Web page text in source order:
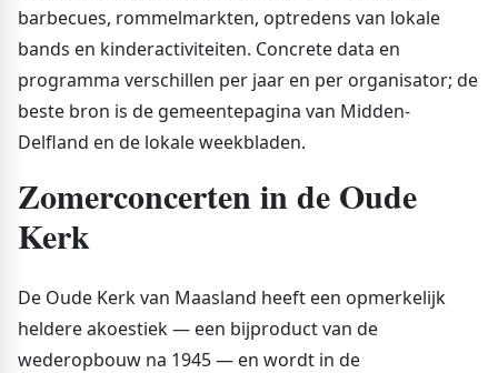
barbecues, rommelmarkten, optredens van lokale
bands en kinderactiviteiten. Concrete data en
programma verschillen per jaar en per organisator; de
beste bron is de gemeentepagina van Midden-
Delfland en de lokale weekbladen.
Zomerconcerten in de Oude
Kerk
De Oude Kerk van Maasland heeft een opmerkelijk
heldere akoestiek — een bijproduct van de
wederopbouw na 1945 — en wordt in de